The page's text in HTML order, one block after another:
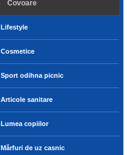
Covoare
Lifestyle
Cosmetice
Sport odihna picnic
Articole sanitare
Lumea copiilor
Mărfuri de uz casnic